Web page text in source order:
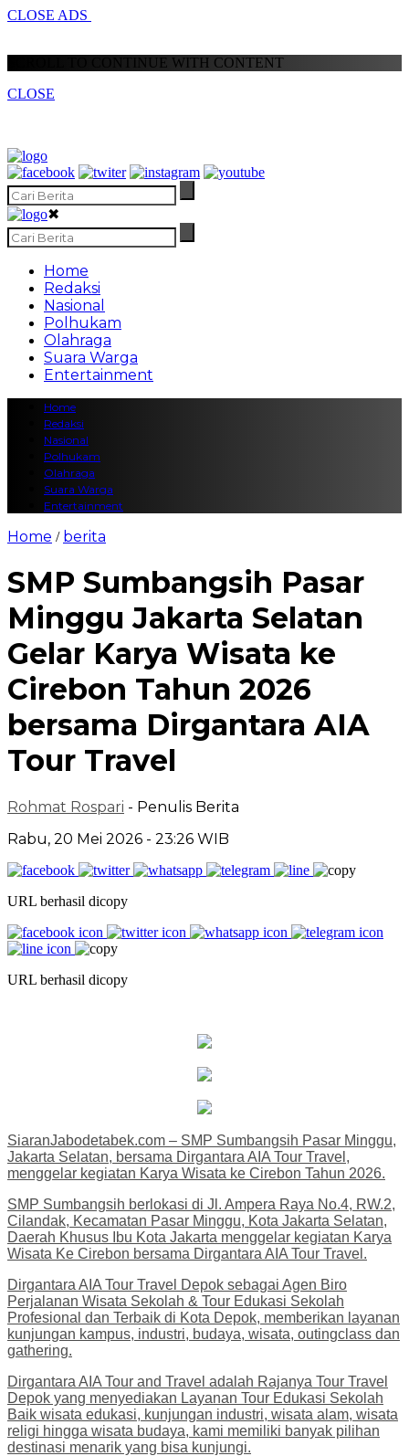
CLOSE ADS
SCROLL TO CONTINUE WITH CONTENT
CLOSE
✖
Home
Redaksi
Nasional
Polhukam
Olahraga
Suara Warga
Entertainment
Home
Redaksi
Nasional
Polhukam
Olahraga
Suara Warga
Entertainment
Home / berita
SMP Sumbangsih Pasar
Minggu Jakarta Selatan
Gelar Karya Wisata ke
Cirebon Tahun 2026
bersama Dirgantara AIA
Tour Travel
Rohmat Rospari - Penulis Berita
Rabu, 20 Mei 2026 - 23:26 WIB
URL berhasil dicopy
URL berhasil dicopy
SiaranJabodetabek.com – SMP Sumbangsih Pasar Minggu,
Jakarta Selatan, bersama Dirgantara AIA Tour Travel,
menggelar kegiatan Karya Wisata ke Cirebon Tahun 2026.
SMP Sumbangsih berlokasi di Jl. Ampera Raya No.4, RW.2,
Cilandak, Kecamatan Pasar Minggu, Kota Jakarta Selatan,
Daerah Khusus Ibu Kota Jakarta menggelar kegiatan Karya
Wisata Ke Cirebon bersama Dirgantara AIA Tour Travel.
Dirgantara AIA Tour Travel Depok sebagai Agen Biro
Perjalanan Wisata Sekolah & Tour Edukasi Sekolah
Profesional dan Terbaik di Kota Depok, memberikan layanan
kunjungan kampus, industri, budaya, wisata, outingclass dan
gathering.
Dirgantara AIA Tour and Travel adalah Rajanya Tour Travel
Depok yang menyediakan Layanan Tour Edukasi Sekolah
Baik wisata edukasi, kunjungan industri, wisata alam, wisata
religi hingga wisata budaya, kami memiliki banyak pilihan
destinasi menarik yang bisa kunjungi.